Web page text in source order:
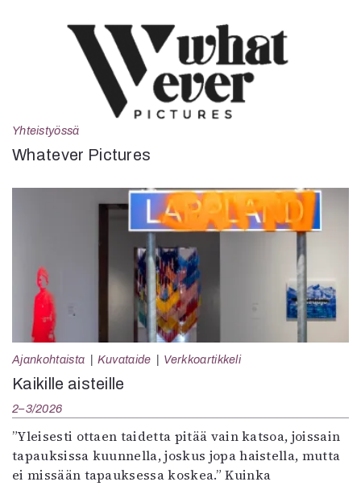
Yhteistyössä
Whatever Pictures
Ajankohtaista Kuvataide Verkkoartikkeli
Kaikille aisteille
2–3/2026
”Yleisesti ottaen taidetta pitää vain katsoa, joissain
tapauksissa kuunnella, joskus jopa haistella, mutta
ei missään tapauksessa koskea.” Kuinka